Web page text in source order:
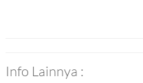
Info Lainnya :